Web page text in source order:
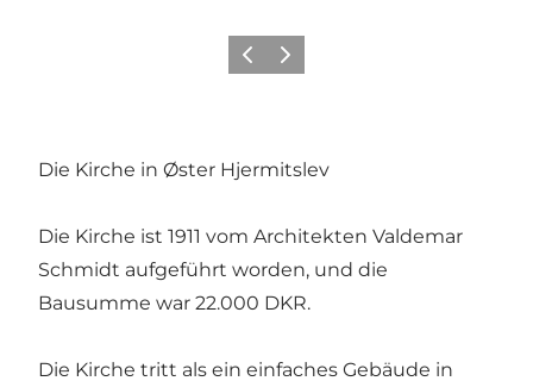
ZurückWeiter
Die Kirche in Øster Hjermitslev
Die Kirche ist 1911 vom Architekten Valdemar
Schmidt aufgeführt worden, und die
Bausumme war 22.000 DKR.
Die Kirche tritt als ein einfaches Gebäude in